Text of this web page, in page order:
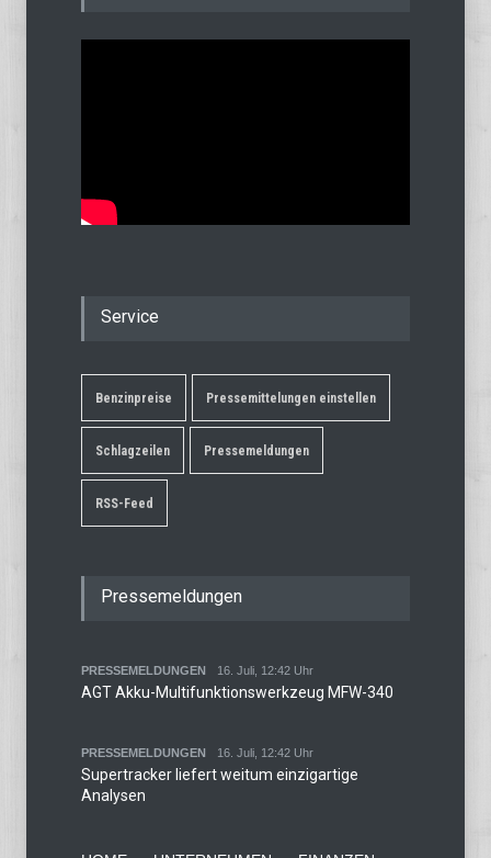
Service
Benzinpreise Pressemittelungen einstellen
Schlagzeilen Pressemeldungen
RSS-Feed
Pressemeldungen
PRESSEMELDUNGEN 16. Juli, 12:42 Uhr
AGT Akku-Multifunktionswerkzeug MFW-340
PRESSEMELDUNGEN 16. Juli, 12:42 Uhr
Supertracker liefert weitum einzigartige
Analysen